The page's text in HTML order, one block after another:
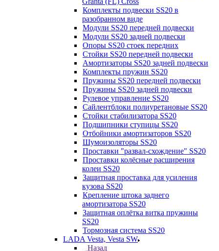
Комплекты подвески SS20 в
разобранном виде
Модули SS20 передней подвески
Модули SS20 задней подвески
Опоры SS20 стоек передних
Стойки SS20 передней подвески
Амортизаторы SS20 задней подвески
Комплекты пружин SS20
Пружины SS20 передней подвески
Пружины SS20 задней подвески
Рулевое управление SS20
Сайлентблоки полиуретановые SS20
Стойки стабилизатора SS20
Подшипники ступицы SS20
Отбойники амортизаторов SS20
Шумоизоляторы SS20
Проставки "развал-схождение" SS20
Проставки колёсные расширения
колеи SS20
Защитная проставка для усиления
кузова SS20
Крепление штока заднего
амортизатора SS20
Защитная оплётка витка пружины
SS20
Тормозная система SS20
LADA Vesta, Vesta SW
Назад